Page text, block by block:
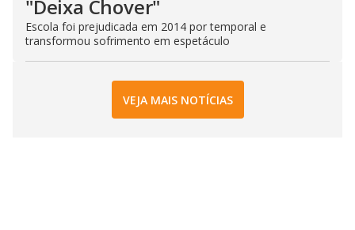
"Deixa Chover"
Escola foi prejudicada em 2014 por temporal e
transformou sofrimento em espetáculo
VEJA MAIS NOTÍCIAS